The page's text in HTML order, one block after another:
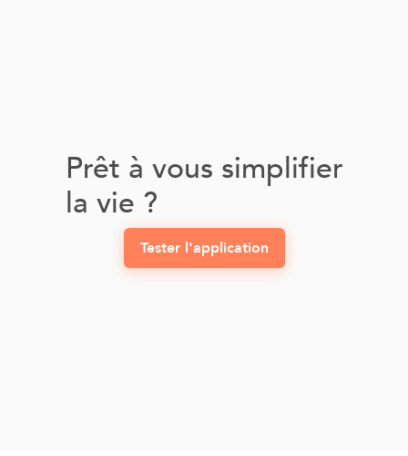
Prêt à vous simplifier
la vie ?
Tester l'application